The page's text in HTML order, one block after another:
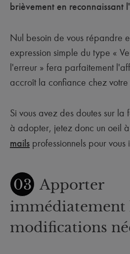
brièvement en reconnaissant
Nul besoin de vous répandre
expression simple du type «
l'erreur » fera parfaitement
accroît la confiance chez votre
Si vous avez des doutes sur la
à adopter, jetez donc un oeil
mails professionnels pour vous
03 Apporter
immédiatement
modifications